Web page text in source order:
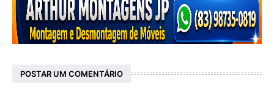
POSTAR UM COMENTÁRIO